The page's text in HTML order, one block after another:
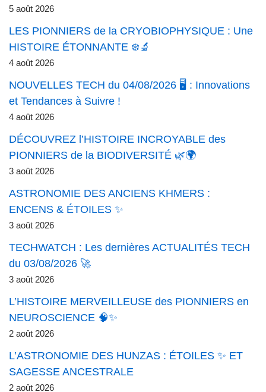
5 août 2026
LES PIONNIERS de la CRYOBIOPHYSIQUE : Une
HISTOIRE ÉTONNANTE ❄️🔬
4 août 2026
NOUVELLES TECH du 04/08/2026 🖥️ : Innovations
et Tendances à Suivre !
4 août 2026
DÉCOUVREZ l’HISTOIRE INCROYABLE des
PIONNIERS de la BIODIVERSITÉ 🌿🌍
3 août 2026
ASTRONOMIE DES ANCIENS KHMERS :
ENCENS & ÉTOILES ✨
3 août 2026
TECHWATCH : Les dernières ACTUALITÉS TECH
du 03/08/2026 🚀
3 août 2026
L’HISTOIRE MERVEILLEUSE des PIONNIERS en
NEUROSCIENCE 🧠✨
2 août 2026
L’ASTRONOMIE DES HUNZAS : ÉTOILES ✨ ET
SAGESSE ANCESTRALE
2 août 2026